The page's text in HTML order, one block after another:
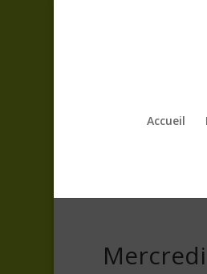
Accueil